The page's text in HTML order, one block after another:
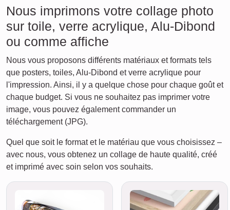
Nous imprimons votre collage photo
sur toile, verre acrylique, Alu-Dibond
ou comme affiche
Nous vous proposons différents matériaux et formats tels
que posters, toiles, Alu-Dibond et verre acrylique pour
l'impression. Ainsi, il y a quelque chose pour chaque goût et
chaque budget. Si vous ne souhaitez pas imprimer votre
image, vous pouvez également commander un
téléchargement (JPG).
Quel que soit le format et le matériau que vous choisissez –
avec nous, vous obtenez un collage de haute qualité, créé
et imprimé avec soin selon vos souhaits.